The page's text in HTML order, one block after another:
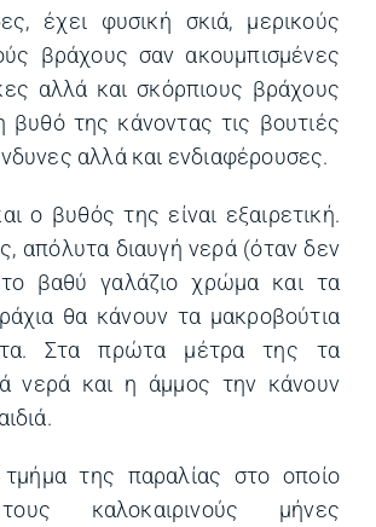
έχει φυσική σκιά, μερικούς
βράχους σαν ακουμπισμένες
αλλά και σκόρπιους βράχους
της κάνοντας τις βουτιές
αλλά και ενδιαφέρουσες.
ο βυθός της είναι εξαιρετική.
απόλυτα διαυγή νερά (όταν δεν
βαθύ γαλάζιο χρώμα και τα
θα κάνουν τα μακροβούτια
Στα πρώτα μέτρα της τα
νερά και η άμμος την κάνουν
της παραλίας στο οποίο
καλοκαιρινούς μήνες